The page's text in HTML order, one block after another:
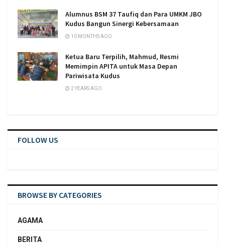
Alumnus BSM 37 Taufiq dan Para UMKM JBO
Kudus Bangun Sinergi Kebersamaan
10 MONTHS AGO
Ketua Baru Terpilih, Mahmud, Resmi
Memimpin APITA untuk Masa Depan
Pariwisata Kudus
2 YEARS AGO
FOLLOW US
BROWSE BY CATEGORIES
AGAMA
BERITA